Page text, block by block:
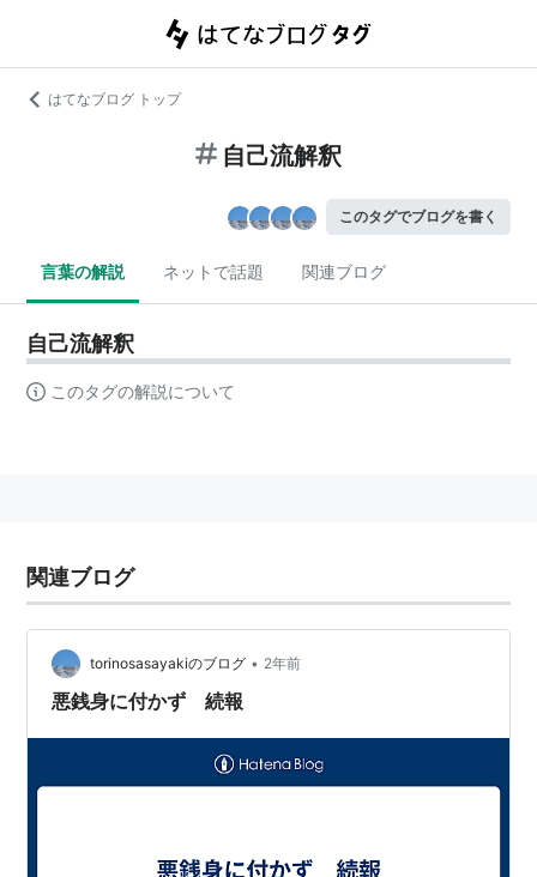
はてなブログ トップ
自己流解釈
このタグでブログを書く
言葉の解説 ネットで話題 関連ブログ
自己流解釈
このタグの解説について
関連ブログ
torinosasayakiのブログ • 2年前
悪銭身に付かず 続報